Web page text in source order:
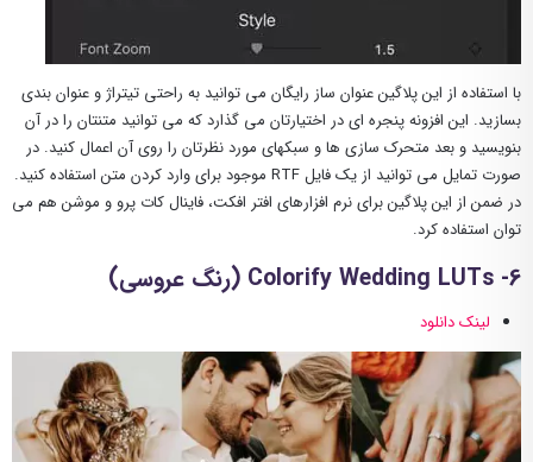
با استفاده از این پلاگین عنوان ساز رایگان می توانید به راحتی تیتراژ و عنوان بندی
بسازید. این افزونه پنجره ای در اختیارتان می گذارد که می توانید متنتان را در آن
بنویسید و بعد متحرک سازی ها و سبکهای مورد نظرتان را روی آن اعمال کنید. در
صورت تمایل می توانید از یک فایل RTF موجود برای وارد کردن متن استفاده کنید.
در ضمن از این پلاگین برای نرم افزارهای افتر افکت، فاینال کات پرو و موشن هم می
توان استفاده کرد.
6- Colorify Wedding LUTs (رنگ عروسی)
لینک دانلود